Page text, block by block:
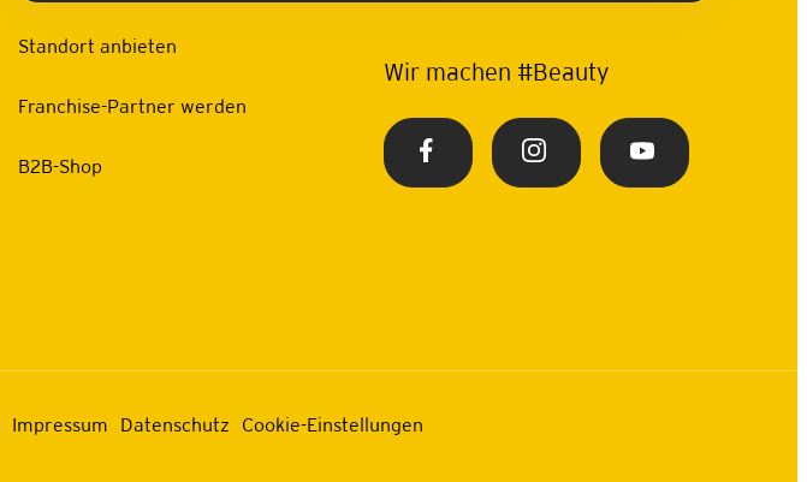
Standort anbieten
Franchise-Partner werden
B2B-Shop
Wir machen #Beauty
Impressum Datenschutz Cookie-Einstellungen